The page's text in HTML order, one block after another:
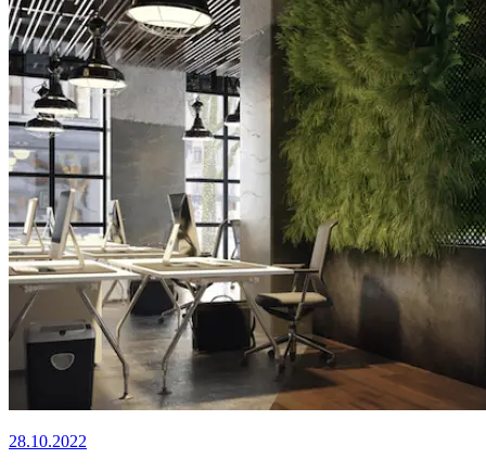
28.10.2022